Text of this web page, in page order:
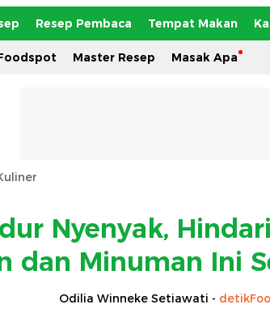
Resep Pembaca Tempat Makan
Master Resep Masak Apa
Nyenyak,
dan Minuman Ini
Odilia Winneke Setiawati -